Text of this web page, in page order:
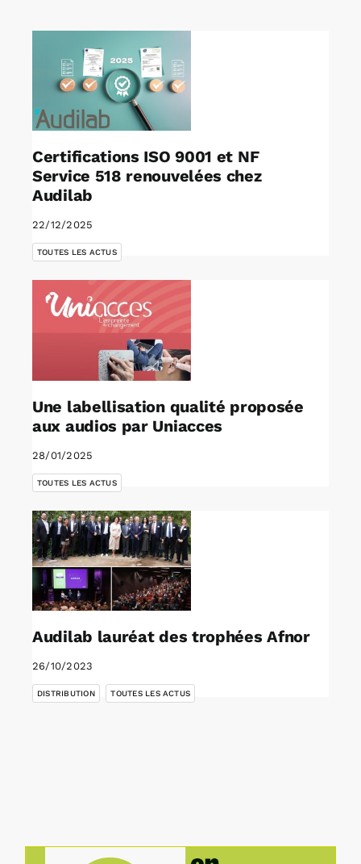
Annonces emploi
Certifications ISO 9001 et NF
Service 518 renouvelées chez
Audilab
22/12/2025
TOUTES LES ACTUS
Une labellisation qualité proposée
aux audios par Uniacces
28/01/2025
TOUTES LES ACTUS
Audilab lauréat des trophées Afnor
26/10/2023
DISTRIBUTION TOUTES LES ACTUS